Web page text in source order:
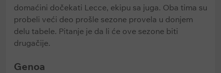
domaćini dočekati Lecce, ekipu sa juga. Oba tima su
probeli veći deo prošle sezone provela u donjem
delu tabele. Pitanje je da li će ove sezone biti
drugačije.
Genoa